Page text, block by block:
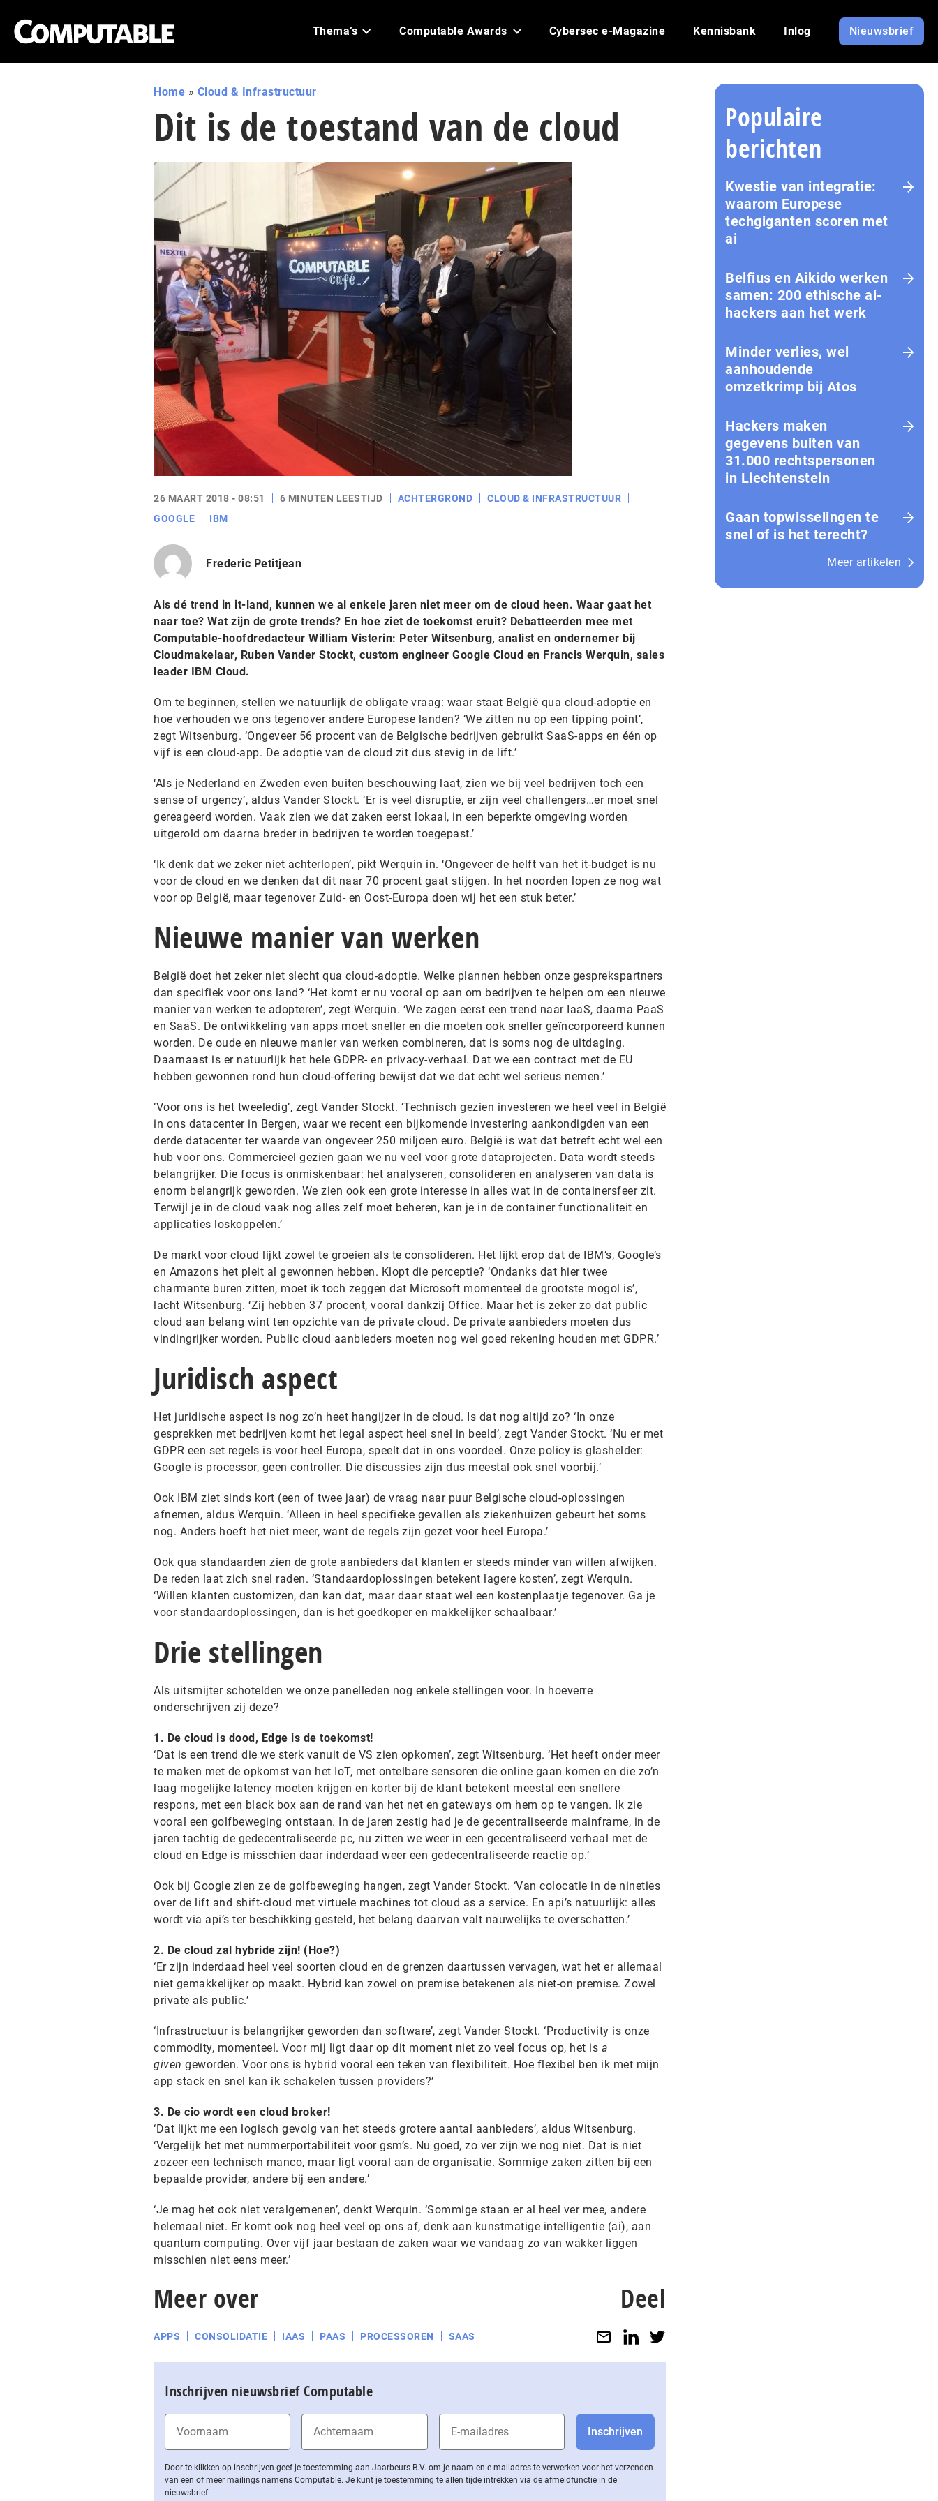
Thema’s Computable Awards Cybersec e-Magazine Kennisbank Inlog Nieuwsbrief
Home » Cloud & Infrastructuur
Dit is de toestand van de cloud
26 MAART 2018 - 08:51 6 MINUTEN LEESTIJD ACHTERGROND
CLOUD & INFRASTRUCTUUR
GOOGLE
IBM
Frederic Petitjean
Als dé trend in it-land, kunnen we al enkele jaren niet meer om de cloud heen. Waar gaat het
naar toe? Wat zijn de grote trends? En hoe ziet de toekomst eruit? Debatteerden mee met
Computable-hoofdredacteur William Visterin: Peter Witsenburg, analist en ondernemer bij
Cloudmakelaar, Ruben Vander Stockt, custom engineer Google Cloud en Francis Werquin, sales
leader IBM Cloud.
Om te beginnen, stellen we natuurlijk de obligate vraag: waar staat België qua cloud-adoptie en
hoe verhouden we ons tegenover andere Europese landen? ‘We zitten nu op een tipping point’,
zegt Witsenburg. ‘Ongeveer 56 procent van de Belgische bedrijven gebruikt SaaS-apps en één op
vijf is een cloud-app. De adoptie van de cloud zit dus stevig in de lift.’
‘Als je Nederland en Zweden even buiten beschouwing laat, zien we bij veel bedrijven toch een
sense of urgency’, aldus Vander Stockt. ‘Er is veel disruptie, er zijn veel challengers…er moet snel
gereageerd worden. Vaak zien we dat zaken eerst lokaal, in een beperkte omgeving worden
uitgerold om daarna breder in bedrijven te worden toegepast.’
‘Ik denk dat we zeker niet achterlopen’, pikt Werquin in. ‘Ongeveer de helft van het it-budget is nu
voor de cloud en we denken dat dit naar 70 procent gaat stijgen. In het noorden lopen ze nog wat
voor op België, maar tegenover Zuid- en Oost-Europa doen wij het een stuk beter.’
Nieuwe manier van werken
België doet het zeker niet slecht qua cloud-adoptie. Welke plannen hebben onze gesprekspartners
dan specifiek voor ons land? ‘Het komt er nu vooral op aan om bedrijven te helpen om een nieuwe
manier van werken te adopteren’, zegt Werquin. ‘We zagen eerst een trend naar IaaS, daarna PaaS
en SaaS. De ontwikkeling van apps moet sneller en die moeten ook sneller geïncorporeerd kunnen
worden. De oude en nieuwe manier van werken combineren, dat is soms nog de uitdaging.
Daarnaast is er natuurlijk het hele GDPR- en privacy-verhaal. Dat we een contract met de EU
hebben gewonnen rond hun cloud-offering bewijst dat we dat echt wel serieus nemen.’
‘Voor ons is het tweeledig’, zegt Vander Stockt. ‘Technisch gezien investeren we heel veel in België
in ons datacenter in Bergen, waar we recent een bijkomende investering aankondigden van een
derde datacenter ter waarde van ongeveer 250 miljoen euro. België is wat dat betreft echt wel een
hub voor ons. Commercieel gezien gaan we nu veel voor grote dataprojecten. Data wordt steeds
belangrijker. Die focus is onmiskenbaar: het analyseren, consolideren en analyseren van data is
enorm belangrijk geworden. We zien ook een grote interesse in alles wat in de containersfeer zit.
Terwijl je in de cloud vaak nog alles zelf moet beheren, kan je in de container functionaliteit en
applicaties loskoppelen.’
De markt voor cloud lijkt zowel te groeien als te consolideren. Het lijkt erop dat de IBM’s, Google’s
en Amazons het pleit al gewonnen hebben. Klopt die perceptie? ‘Ondanks dat hier twee
charmante buren zitten, moet ik toch zeggen dat Microsoft momenteel de grootste mogol is’,
lacht Witsenburg. ‘Zij hebben 37 procent, vooral dankzij Office. Maar het is zeker zo dat public
cloud aan belang wint ten opzichte van de private cloud. De private aanbieders moeten dus
vindingrijker worden. Public cloud aanbieders moeten nog wel goed rekening houden met GDPR.’
Juridisch aspect
Het juridische aspect is nog zo’n heet hangijzer in de cloud. Is dat nog altijd zo? ‘In onze
gesprekken met bedrijven komt het legal aspect heel snel in beeld’, zegt Vander Stockt. ‘Nu er met
GDPR een set regels is voor heel Europa, speelt dat in ons voordeel. Onze policy is glashelder:
Google is processor, geen controller. Die discussies zijn dus meestal ook snel voorbij.’
Ook IBM ziet sinds kort (een of twee jaar) de vraag naar puur Belgische cloud-oplossingen
afnemen, aldus Werquin. ‘Alleen in heel specifieke gevallen als ziekenhuizen gebeurt het soms
nog. Anders hoeft het niet meer, want de regels zijn gezet voor heel Europa.’
Ook qua standaarden zien de grote aanbieders dat klanten er steeds minder van willen afwijken.
De reden laat zich snel raden. ‘Standaardoplossingen betekent lagere kosten’, zegt Werquin.
‘Willen klanten customizen, dan kan dat, maar daar staat wel een kostenplaatje tegenover. Ga je
voor standaardoplossingen, dan is het goedkoper en makkelijker schaalbaar.’
Drie stellingen
Als uitsmijter schotelden we onze panelleden nog enkele stellingen voor. In hoeverre
onderschrijven zij deze?
1. De cloud is dood, Edge is de toekomst!
‘Dat is een trend die we sterk vanuit de VS zien opkomen’, zegt Witsenburg. ‘Het heeft onder meer
te maken met de opkomst van het IoT, met ontelbare sensoren die online gaan komen en die zo’n
laag mogelijke latency moeten krijgen en korter bij de klant betekent meestal een snellere
respons, met een black box aan de rand van het net en gateways om hem op te vangen. Ik zie
vooral een golfbeweging ontstaan. In de jaren zestig had je de gecentraliseerde mainframe, in de
jaren tachtig de gedecentraliseerde pc, nu zitten we weer in een gecentraliseerd verhaal met de
cloud en Edge is misschien daar inderdaad weer een gedecentraliseerde reactie op.’
Ook bij Google zien ze de golfbeweging hangen, zegt Vander Stockt. ‘Van colocatie in de nineties
over de lift and shift-cloud met virtuele machines tot cloud as a service. En api’s natuurlijk: alles
wordt via api’s ter beschikking gesteld, het belang daarvan valt nauwelijks te overschatten.’
2. De cloud zal hybride zijn! (Hoe?)
‘Er zijn inderdaad heel veel soorten cloud en de grenzen daartussen vervagen, wat het er allemaal
niet gemakkelijker op maakt. Hybrid kan zowel on premise betekenen als niet-on premise. Zowel
private als public.’
‘Infrastructuur is belangrijker geworden dan software’, zegt Vander Stockt. ‘Productivity is onze
commodity, momenteel. Voor mij ligt daar op dit moment niet zo veel focus op, het is a
given geworden. Voor ons is hybrid vooral een teken van flexibiliteit. Hoe flexibel ben ik met mijn
app stack en snel kan ik schakelen tussen providers?’
3. De cio wordt een cloud broker!
‘Dat lijkt me een logisch gevolg van het steeds grotere aantal aanbieders’, aldus Witsenburg.
‘Vergelijk het met nummerportabiliteit voor gsm’s. Nu goed, zo ver zijn we nog niet. Dat is niet
zozeer een technisch manco, maar ligt vooral aan de organisatie. Sommige zaken zitten bij een
bepaalde provider, andere bij een andere.’
‘Je mag het ook niet veralgemenen’, denkt Werquin. ‘Sommige staan er al heel ver mee, andere
helemaal niet. Er komt ook nog heel veel op ons af, denk aan kunstmatige intelligentie (ai), aan
quantum computing. Over vijf jaar bestaan de zaken waar we vandaag zo van wakker liggen
misschien niet eens meer.’
Meer over
APPS CONSOLIDATIE IAAS PAAS PROCESSOREN SAAS
Deel
Inschrijven nieuwsbrief Computable
Door te klikken op inschrijven geef je toestemming aan Jaarbeurs B.V. om je naam en e-mailadres te verwerken voor het verzenden
van een of meer mailings namens Computable. Je kunt je toestemming te allen tijde intrekken via de af­meld­func­tie in de
nieuwsbrief.
Populaire
berichten
Kwestie van integratie:
waarom Europese
techgiganten scoren met
ai
Belfius en Aikido werken
samen: 200 ethische ai-
hackers aan het werk
Minder verlies, wel
aanhoudende
omzetkrimp bij Atos
Hackers maken
gegevens buiten van
31.000 rechtspersonen
in Liechtenstein
Gaan topwisselingen te
snel of is het terecht?
Meer artikelen